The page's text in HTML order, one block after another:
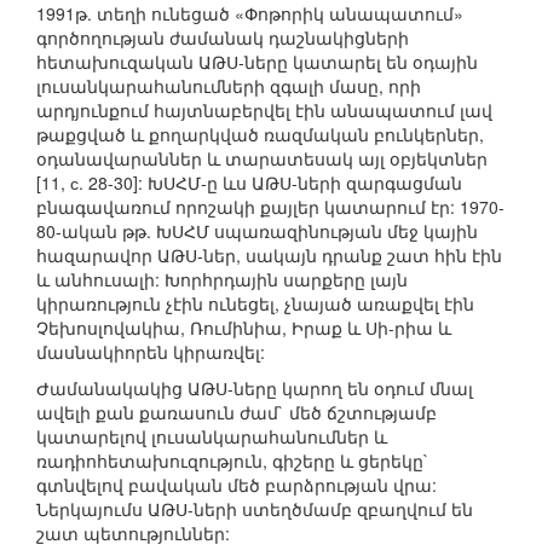
1991թ. տեղի ունեցած «Փոթորիկ անապատում»
գործողության ժամանակ դաշնակիցների
հետախուզական ԱԹՍ-ները կատարել են օդային
լուսանկարահանումների զգալի մասը, որի
արդյունքում հայտնաբերվել էին անապատում լավ
թաքցված և քողարկված ռազմական բունկերներ,
օդանավարաններ և տարատեսակ այլ օբյեկտներ
[11, с. 28-30]: ԽՍՀՄ-ը ևս ԱԹՍ-ների զարգացման
բնագավառում որոշակի քայլեր կատարում էր: 1970-
80-ական թթ. ԽՍՀՄ սպառազինության մեջ կային
հազարավոր ԱԹՍ-ներ, սակայն դրանք շատ հին էին
և անհուսալի: Խորհրդային սարքերը լայն
կիրառություն չէին ունեցել, չնայած առաքվել էին
Չեխոսլովակիա, Ռումինիա, Իրաք և Սի-րիա և
մասնակիորեն կիրառվել:
Ժամանակակից ԱԹՍ-ները կարող են օդում մնալ
ավելի քան քառասուն ժամ` մեծ ճշտությամբ
կատարելով լուսանկարահանումներ և
ռադիոհետախուզություն, գիշերը և ցերեկը`
գտնվելով բավական մեծ բարձրության վրա:
Ներկայումս ԱԹՍ-ների ստեղծմամբ զբաղվում են
շատ պետություններ: